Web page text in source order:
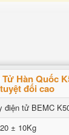
Hàn Quốc
đối cao
điện tử BEMC
± 10Kg